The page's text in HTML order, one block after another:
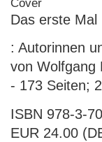
Das erste Mal
: Autorinnen
von Wolfgang
- 173 Seiten;
ISBN 978-3-
EUR 24.00